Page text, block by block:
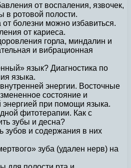
от воспаления, язвочек,
в ротовой полости.
от болезни можно избавиться.
от кариеса.
горла, миндалин и
и вибрационная
язык? Диагностика по
языка.
энергии. Восточные
состояние и
энергией при помощи языка.
фитотерапии. Как с
зубы и десна?
зубов и содержания в них
зуба (удален нерв) на